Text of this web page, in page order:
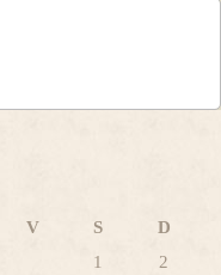
V S
D
1
2